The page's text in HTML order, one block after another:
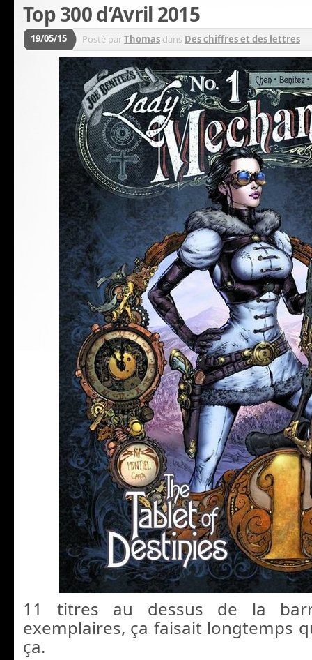
Top 300 d’Avril 2015
19/05/15 Posté parThomas dans Des chiffres et des lettres
11 titres au dessus de la
exemplaires, ça faisait longtemps
ça.